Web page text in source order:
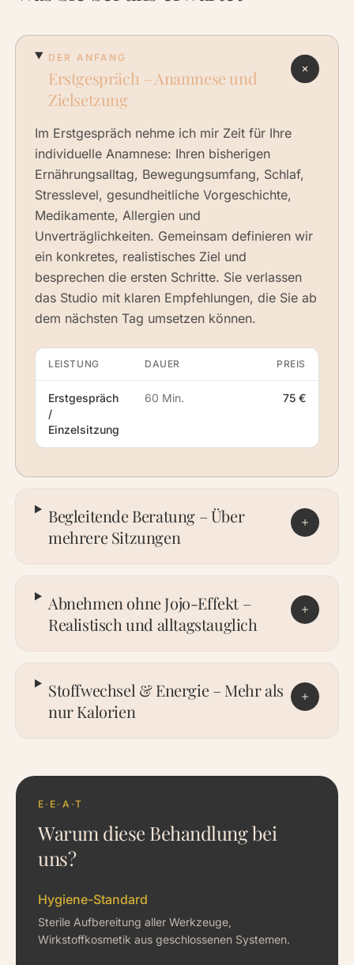
DER ANFANG
Erstgespräch – Anamnese und
Zielsetzung
Im Erstgespräch nehme ich mir Zeit für Ihre
individuelle Anamnese: Ihren bisherigen
Ernährungsalltag, Bewegungsumfang, Schlaf,
Stresslevel, gesundheitliche Vorgeschichte,
Medikamente, Allergien und
Unverträglichkeiten. Gemeinsam definieren wir
ein konkretes, realistisches Ziel und
besprechen die ersten Schritte. Sie verlassen
das Studio mit klaren Empfehlungen, die Sie ab
dem nächsten Tag umsetzen können.
LEISTUNG DAUER PREIS
Erstgespräch
/
Einzelsitzung
60 Min. 75 €
Begleitende Beratung – Über
mehrere Sitzungen
Abnehmen ohne Jojo-Effekt –
Realistisch und alltagstauglich
Stoffwechsel & Energie – Mehr als
nur Kalorien
E·E·A·T
Warum diese Behandlung bei
uns?
Hygiene-Standard
Sterile Aufbereitung aller Werkzeuge,
Wirkstoffkosmetik aus geschlossenen Systemen.